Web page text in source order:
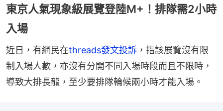
東京人氣現象級展覽登陸M+！排隊需2小時
入場
近日，有網民在threads發文投訴 ，指該展覽沒有限
制入場人數，亦沒有分開不同入場時段而且不限時，
導致大排長龍，至少要排隊輪候兩小時才能入場。